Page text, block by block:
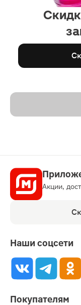
Акции,
Наши соцсети
Покупателям